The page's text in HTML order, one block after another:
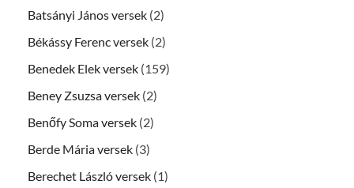
Batsányi János versek (2)
Békássy Ferenc versek (2)
Benedek Elek versek (159)
Beney Zsuzsa versek (2)
Benőfy Soma versek (2)
Berde Mária versek (3)
Berechet László versek (1)